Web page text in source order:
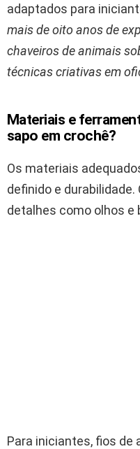
adaptados para
mais de oito anos de
chaveiros de animais
técnicas criativas em
Materiais e
sapo em crochê?
Os materiais
definido e
detalhes como olhos e
Para iniciantes, fios de